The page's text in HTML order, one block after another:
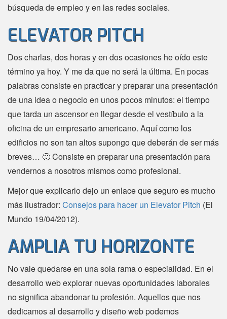
búsqueda de empleo y en las redes sociales.
ELEVATOR PITCH
Dos charlas, dos horas y en dos ocasiones he oído este
término ya hoy. Y me da que no será la última. En pocas
palabras consiste en practicar y preparar una presentación
de una idea o negocio en unos pocos minutos: el tiempo
que tarda un ascensor en llegar desde el vestíbulo a la
oficina de un empresario americano. Aquí como los
edificios no son tan altos supongo que deberán de ser más
breves… 🙂 Consiste en preparar una presentación para
vendernos a nosotros mismos como profesional.
Mejor que explicarlo dejo un enlace que seguro es mucho
más ilustrador: Consejos para hacer un Elevator Pitch (El
Mundo 19/04/2012).
AMPLIA TU HORIZONTE
No vale quedarse en una sola rama o especialidad. En el
desarrollo web explorar nuevas oportunidades laborales
no significa abandonar tu profesión. Aquellos que nos
dedicamos al desarrollo y diseño web podemos